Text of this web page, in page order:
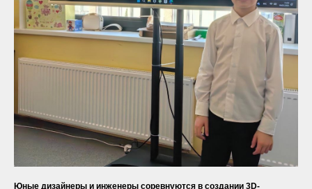
Юные дизайнеры и инженеры соревнуются в создании 3D-